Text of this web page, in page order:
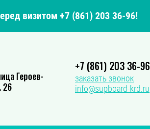
визитом +7 (861) 203 36-96!
Героев-
26
+7 (861) 203 36-96
заказать звонок
info@supboard-krd.ru